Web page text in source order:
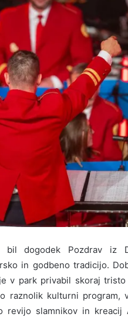
bil dogodek Pozdrav iz
in godbeno tradicijo.
v park privabil skoraj
raznolik kulturni program,
revijo slamnikov in